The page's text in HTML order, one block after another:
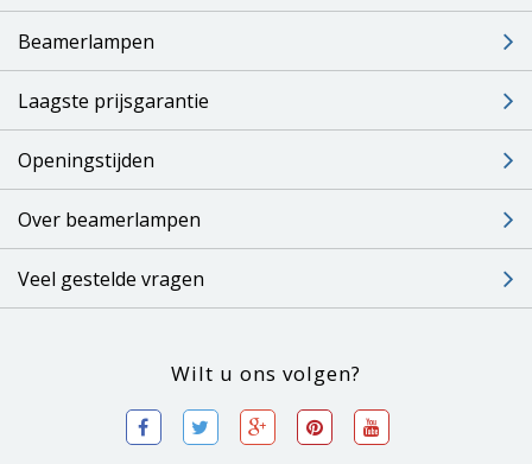
Beamerlampen
Laagste prijsgarantie
Openingstijden
Over beamerlampen
Veel gestelde vragen
Wilt u ons volgen?